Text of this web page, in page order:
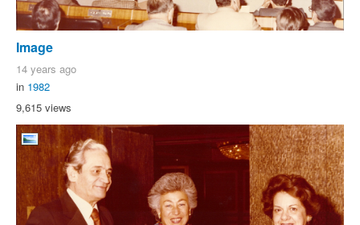
Image
14 years ago
in 1982
9,615 views